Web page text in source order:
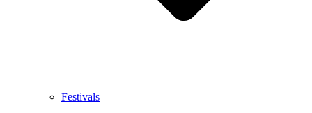
Festivals